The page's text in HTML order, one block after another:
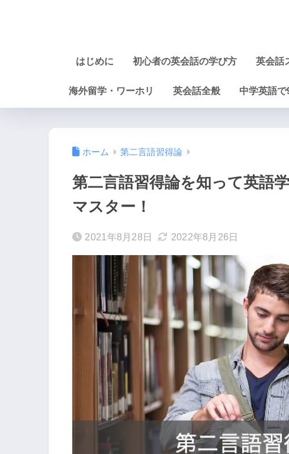
はじめに 初心者の英会話の学び方 英会話
海外留学・ワーホリ 英会話全般 中学英語
ホーム 第二言語習得論
第二言語習得論を知って英語
マスター！
2021年8月28日 2022年8月26日